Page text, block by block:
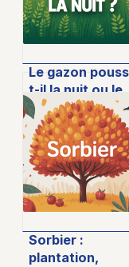
Le gazon
t-il la nuit ou le
jour ? Analyse
conseils pour
pelouse saine
Sorbier :
plantation,